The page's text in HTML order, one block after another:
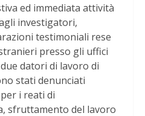
ed immediata attività
investigatori,
testimoniali rese
presso gli uffici
datori di lavoro di
stati denunciati
i reati di
sfruttamento del lavoro